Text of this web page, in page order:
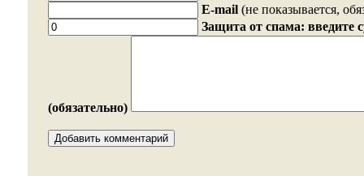
E-mail (не показывается,
Защита от спама: введите
(обязательно)